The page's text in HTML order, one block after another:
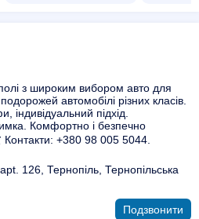
з широким вибором авто для
автомобілі різних класів.
індивідуальний підхід.
Комфортно і безпечно
+380 98 005 5044.
126, Тернопіль, Тернопільська
Подзвонити